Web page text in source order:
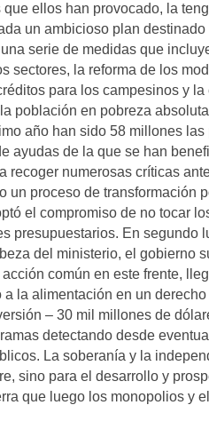
ellos han provocado, la
un ambicioso plan
serie de medidas que
sectores, la reforma de los
para los campesinos y
población en pobreza
año han sido 58 millones
ayudas de la que se han
recoger numerosas críticas
un proceso de transformación
el compromiso de no tocar
presupuestarios. En segundo
del ministerio, el gobierno
común en este frente,
la alimentación en un
– 30 mil millones de
detectando desde
La soberanía y la
sino para el desarrollo y
que luego los monopolios y